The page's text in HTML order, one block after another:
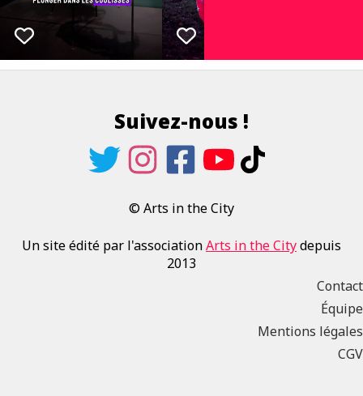
Suivez-nous !
© Arts in the City
Un site édité par l'associationArts in the Citydepuis
2013
Contact
Équipe
Mentions légales
CGV